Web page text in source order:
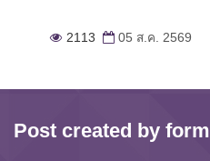
2113 05 ส.ค. 2569
Post created by form